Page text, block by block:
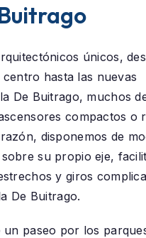
únicos,
hasta las nuevas
De Buitrago, muchos
compactos o
disponemos de
su propio eje,
y giros
De Buitrago.
un paseo por los